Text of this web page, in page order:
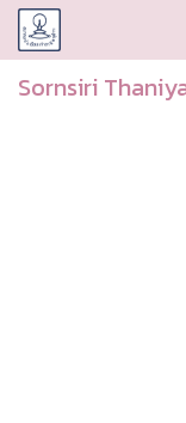
CUDAA
Sornsiri